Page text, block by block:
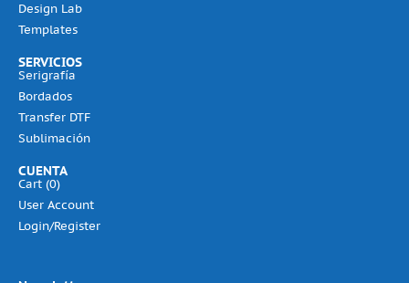
Design Lab
Templates
SERVICIOS
Serigrafía
Bordados
Transfer DTF
Sublimación
CUENTA
Cart (0)
User Account
Login/Register